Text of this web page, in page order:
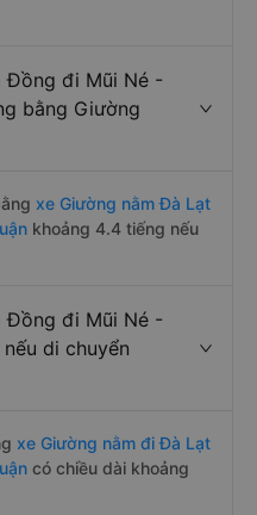
Đồng đi Mũi Né -
bằng Giường
xe Giường nằm Đà Lạt
khoảng 4.4 tiếng nếu
Đồng đi Mũi Né -
di chuyển
xe Giường nằm đi Đà Lạt
có chiều dài khoảng